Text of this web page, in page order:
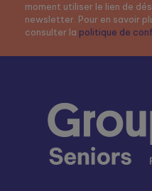
moment utiliser le lien de
newsletter. Pour en savoir
consulter la politique de